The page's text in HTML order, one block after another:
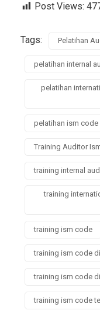
Post Views:
Tags: Pelatihan
pelatihan internal
pelatihan
pelatihan ism code
Training Auditor
training internal
training
training ism code
training ism code
training ism code
training ism code